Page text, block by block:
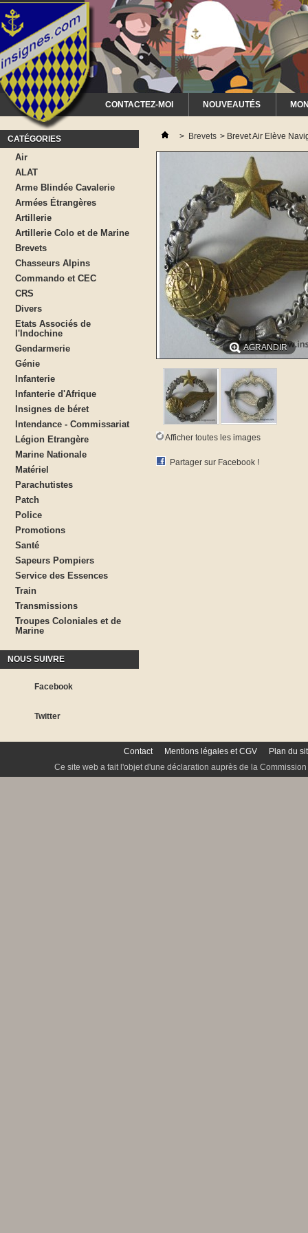
CONTACTEZ-MOI NOUVEAUTÉS
CATÉGORIES
Air
ALAT
Arme Blindée Cavalerie
Armées Étrangères
Artillerie
Artillerie Colo et de Marine
Brevets
Chasseurs Alpins
Commando et CEC
CRS
Divers
Etats Associés de
l'Indochine
Gendarmerie
Génie
Infanterie
Infanterie d'Afrique
Insignes de béret
Intendance - Commissariat
Légion Etrangère
Marine Nationale
Matériel
Parachutistes
Patch
Police
Promotions
Santé
Sapeurs Pompiers
Service des Essences
Train
Transmissions
Troupes Coloniales et de
Marine
NOUS SUIVRE
Facebook
Twitter
> Brevets > Brevet Air Elève
AGRANDIR
Afficher toutes les images
Partager sur Facebook !
Contact Mentions légales et CGV
Plan du
Ce site web a fait l'objet d'une déclaration auprès de la